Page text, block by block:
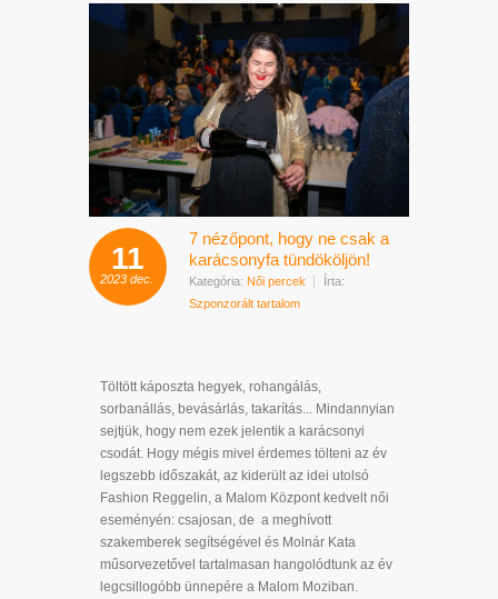
11
2023 dec.
7 nézőpont, hogy ne csak a
karácsonyfa tündököljön!
Kategória: Női percek
Írta:
Szponzorált tartalom
Töltött káposzta hegyek, rohangálás,
sorbanállás, bevásárlás, takarítás... Mindannyian
sejtjük, hogy nem ezek jelentik a karácsonyi
csodát. Hogy mégis mivel érdemes tölteni az év
legszebb időszakát, az kiderült az idei utolsó
Fashion Reggelin, a Malom Központ kedvelt női
eseményén: csajosan, de a meghívott
szakemberek segítségével és Molnár Kata
műsorvezetővel tartalmasan hangolódtunk az év
legcsillogóbb ünnepére a Malom Moziban.